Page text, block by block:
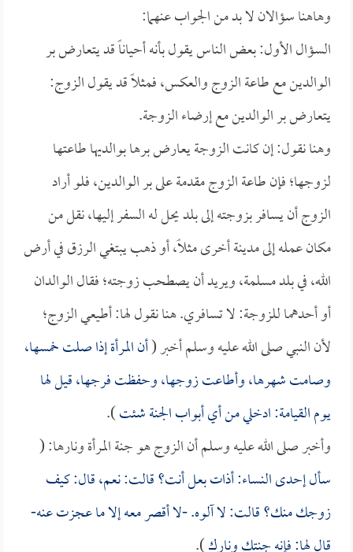
وهاهنا سؤالان لا بد من الجواب عنهما:
السؤال الأول: بعض الناس يقول بأنه أحياناً قد يتعارض بر
الوالدين مع طاعة الزوج والعكس، فمثلاً قد يقول الزوج:
يتعارض بر الوالدين مع إرضاء الزوجة.
وهنا نقول: إن كانت الزوجة يعارض برها بوالديها طاعتها
لزوجها؛ فإن طاعة الزوج مقدمة على بر الوالدين، فلو أراد
الزوج أن يسافر بزوجته إلى بلد يحل له السفر إليها، نقل من
مكان عمله إلى مدينة أخرى مثلاً، أو ذهب يبتغي الرزق في أرض
الله، في بلد مسلمة، ويريد أن يصطحب زوجته؛ فقال الوالدان
أو أحدهما للزوجة: لا تسافري. هنا نقول لها: أطيعي الزوج؛
لأن النبي صلى الله عليه وسلم أخبر (أن المرأة إذا صلت خمسها،
وصامت شهرها، وأطاعت زوجها، وحفظت فرجها، قيل لها
يوم القيامة: ادخلي من أي أبواب الجنة شئت).
وأخبر صلى الله عليه وسلم أن الزوج هو جنة المرأة ونارها: (
سأل إحدى النساء: أذات بعل أنت؟ قالت: نعم، قال: كيف
زوجك منك؟ قالت: لا آلوه. -لا أقصر معه إلا ما عجزت عنه-